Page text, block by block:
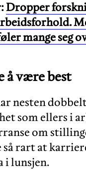
Dropper
mange seg
å være best
nesten
som ellers i
om
så rart at
i lunsjen.